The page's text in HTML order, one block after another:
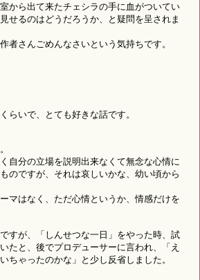
から出て来たチェシラの手に血がついてい
せるのはどうだろうか、と疑問を呈されま
者さんごめんなさいという気持ちです。
らいで、とても好きな話です。
自分の立場を説明出来なくて無念な心情に
のですが、それは哀しいかな、幼い頃から
マはなく、ただ心情というか、情感だけを
すが、「しんせつな一日」をやった時、試
たと、後でプロデューサーに言われ、「え
ちゃったのかな」と少し反省しました。